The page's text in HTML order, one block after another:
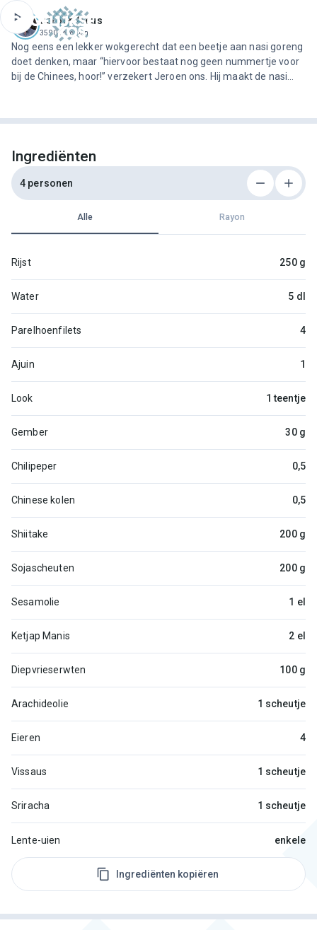
Jeroen Meus
3590 recepten
Nog eens een lekker wokgerecht dat een beetje aan nasi goreng
doet denken, maar “hiervoor bestaat nog geen nummertje voor
bij de Chinees, hoor!” verzekert Jeroen ons. Hij maakt de nasi
Ingrediënten
4 personen
Alle Rayon
Rijst 250 g
Water 5 dl
Parelhoenfilets 4
Ajuin 1
Look 1 teentje
Gember 30 g
Chilipeper 0,5
Chinese kolen 0,5
Shiitake 200 g
Sojascheuten 200 g
Sesamolie 1 el
Ketjap Manis 2 el
Diepvrieserwten 100 g
Arachideolie 1 scheutje
Eieren 4
Vissaus 1 scheutje
Sriracha 1 scheutje
Lente-uien enkele
Ingrediënten kopiëren